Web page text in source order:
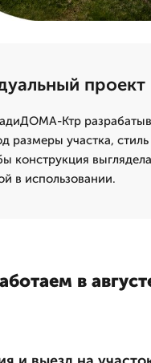
проект
Ктр
размеры участка,
конструкция
в использовании.
в